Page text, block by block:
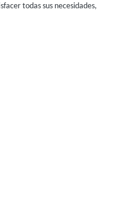
todas sus necesidades,